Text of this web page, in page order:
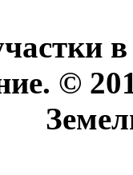
©